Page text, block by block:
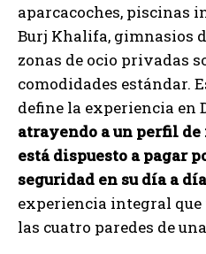
aparcacoches, piscinas
Burj Khalifa, gimnasios
zonas de ocio privadas
comodidades estándar.
define la experiencia en
atrayendo a un perfil
está dispuesto a pagar
seguridad en su día a día
experiencia integral que
las cuatro paredes de